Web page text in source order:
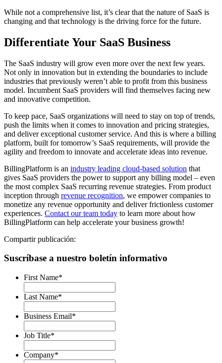
While not a comprehensive list, it’s clear that the nature of SaaS is
changing and that technology is the driving force for the future.
Differentiate Your SaaS Business
The SaaS industry will grow even more over the next few years.
Not only in innovation but in extending the boundaries to include
industries that previously weren’t able to profit from this business
model. Incumbent SaaS providers will find themselves facing new
and innovative competition.
To keep pace, SaaS organizations will need to stay on top of trends,
push the limits when it comes to innovation and pricing strategies,
and deliver exceptional customer service. And this is where a billing
platform, built for tomorrow’s SaaS requirements, will provide the
agility and freedom to innovate and accelerate ideas into revenue.
BillingPlatform is an industry leading cloud-based solution that
gives SaaS providers the power to support any billing model – even
the most complex SaaS recurring revenue strategies. From product
inception through revenue recognition, we empower companies to
monetize any revenue opportunity and deliver frictionless customer
experiences. Contact our team today to learn more about how
BillingPlatform can help accelerate your business growth!
Compartir publicación:
Suscríbase a nuestro boletín informativo
First Name*
Last Name*
Business Email*
Job Title*
Company*